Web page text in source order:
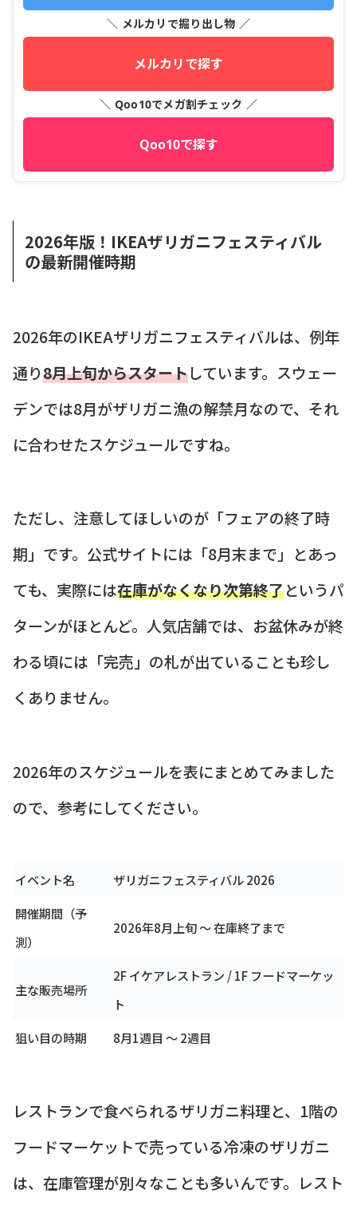
＼ メルカリで掘り出し物 ／
メルカリで探す
＼ Qoo10でメガ割チェック ／
Qoo10で探す
2026年版！IKEAザリガニフェスティバル
の最新開催時期
2026年のIKEAザリガニフェスティバルは、例年
通り8月上旬からスタートしています。スウェー
デンでは8月がザリガニ漁の解禁月なので、それ
に合わせたスケジュールですね。
ただし、注意してほしいのが「フェアの終了時
期」です。公式サイトには「8月末まで」とあっ
ても、実際には在庫がなくなり次第終了というパ
ターンがほとんど。人気店舗では、お盆休みが終
わる頃には「完売」の札が出ていることも珍し
くありません。
2026年のスケジュールを表にまとめてみました
ので、参考にしてください。
イベント名
ザリガニフェスティバル 2026
開催期間（予
測）
2026年8月上旬 ～ 在庫終了まで
主な販売場所
2F イケアレストラン / 1F フードマーケッ
ト
狙い目の時期
8月1週目 ～ 2週目
レストランで食べられるザリガニ料理と、1階の
フードマーケットで売っている冷凍のザリガニ
は、在庫管理が別々なことも多いんです。レスト